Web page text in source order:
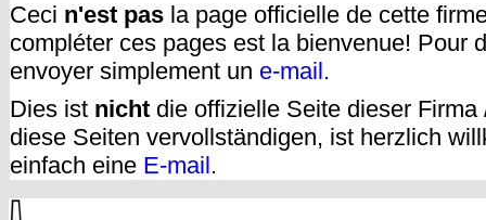
Ceci n'est pas la page officielle de cette
compléter ces pages est la bienvenue! Pour
envoyer simplement un e-mail.
Dies ist nicht die offizielle Seite dieser
diese Seiten vervollständigen, ist herzlich
einfach eine E-mail.